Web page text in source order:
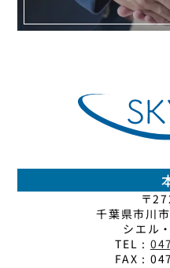
〒
千葉県市川
シエル
TEL :
FAX :